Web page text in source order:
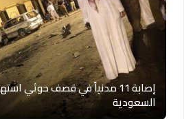
إصابة 11 مدنياً في قصف حوثي
السعودية